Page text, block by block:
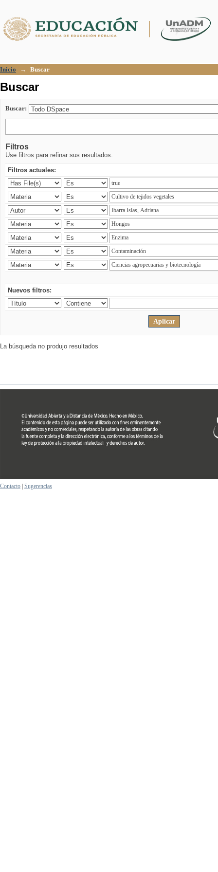
Inicio → Buscar
Buscar
Buscar:
Filtros
Use filtros para refinar sus resultados.
Filtros actuales:
Nuevos filtros:
La búsqueda no produjo resultados
Contacto Sugerencias